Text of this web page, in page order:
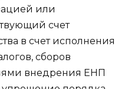
или
счет
в счет исполнения
сборов
внедрения ЕНП